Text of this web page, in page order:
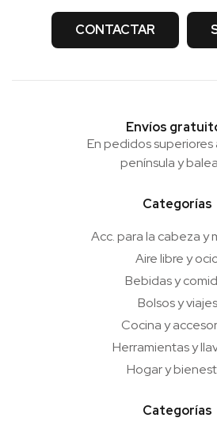
CONTACTAR
Envíos
En pedidos
península y
Categorías
Acc. para la cabeza y
Aire libre y
Bebidas y
Bolsos y viajes
Cocina y
Herramientas y
Hogar y
Categorías